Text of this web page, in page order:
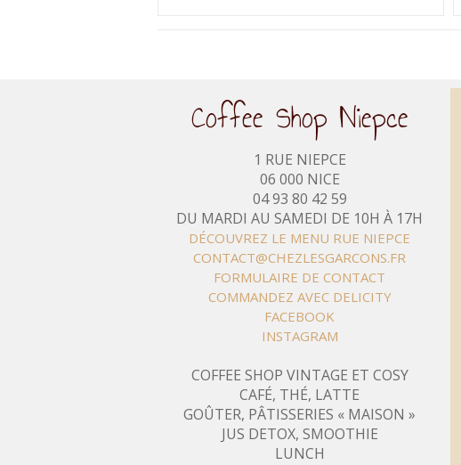
Coffee Shop Niepce
1 RUE NIEPCE
06 000 NICE
04 93 80 42 59
DU MARDI AU SAMEDI DE 10H À 17H
DÉCOUVREZ LE MENU RUE NIEPCE
CONTACT@CHEZLESGARCONS.FR
FORMULAIRE DE CONTACT
COMMANDEZ AVEC DELICITY
FACEBOOK
INSTAGRAM
COFFEE SHOP VINTAGE ET COSY
CAFÉ, THÉ, LATTE
GOÛTER, PÂTISSERIES « MAISON »
JUS DETOX, SMOOTHIE
LUNCH